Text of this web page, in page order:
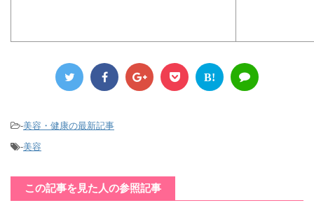
B!
-美容・健康の最新記事
-美容
この記事を見た人の参照記事